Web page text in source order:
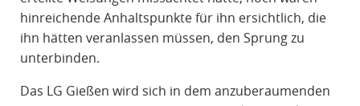
hinreichende Anhaltspunkte für ihn ersichtlich, die
ihn hätten veranlassen müssen, den Sprung zu
unterbinden.
Das LG Gießen wird sich in dem anzuberaumenden